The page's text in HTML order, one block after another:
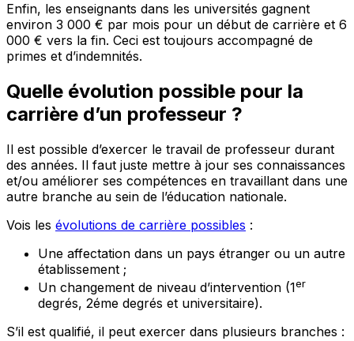
Enfin, les enseignants dans les universités gagnent
environ 3 000 € par mois pour un début de carrière et 6
000 € vers la fin. Ceci est toujours accompagné de
primes et d’indemnités.
Quelle évolution possible pour la
carrière d’un professeur ?
Il est possible d’exercer le travail de professeur durant
des années. Il faut juste mettre à jour ses connaissances
et/ou améliorer ses compétences en travaillant dans une
autre branche au sein de l’éducation nationale.
Vois les évolutions de carrière possibles :
Une affectation dans un pays étranger ou un autre
établissement ;
Un changement de niveau d’intervention (1er
degrés, 2éme degrés et universitaire).
S’il est qualifié, il peut exercer dans plusieurs branches :